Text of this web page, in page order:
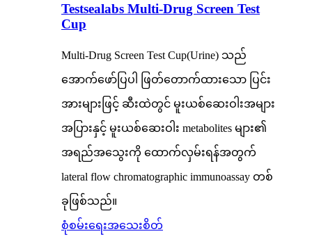
Testsealabs Multi-Drug Screen Test
Cup
Multi-Drug Screen Test Cup(Urine) သည်
အောက်ဖော်ပြပါ ဖြတ်တောက်ထားသော ပြင်း
အားများဖြင့် ဆီးထဲတွင် မူးယစ်ဆေးဝါးအများ
အပြားနှင့် မူးယစ်ဆေးဝါး metabolites များ၏
အရည်အသွေးကို ထောက်လှမ်းရန်အတွက်
lateral flow chromatographic immunoassay တစ်
ခုဖြစ်သည်။
စုံစမ်းရေးအသေးစိတ်